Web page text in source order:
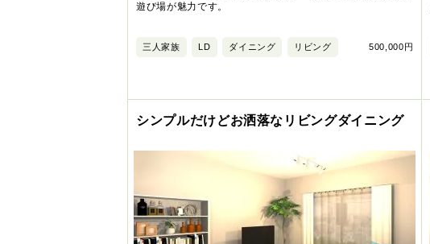
遊び場が魅力です。
500,000円
三人家族 LD ダイニング リビング
シンプルだけどお洒落なリビングダイニング